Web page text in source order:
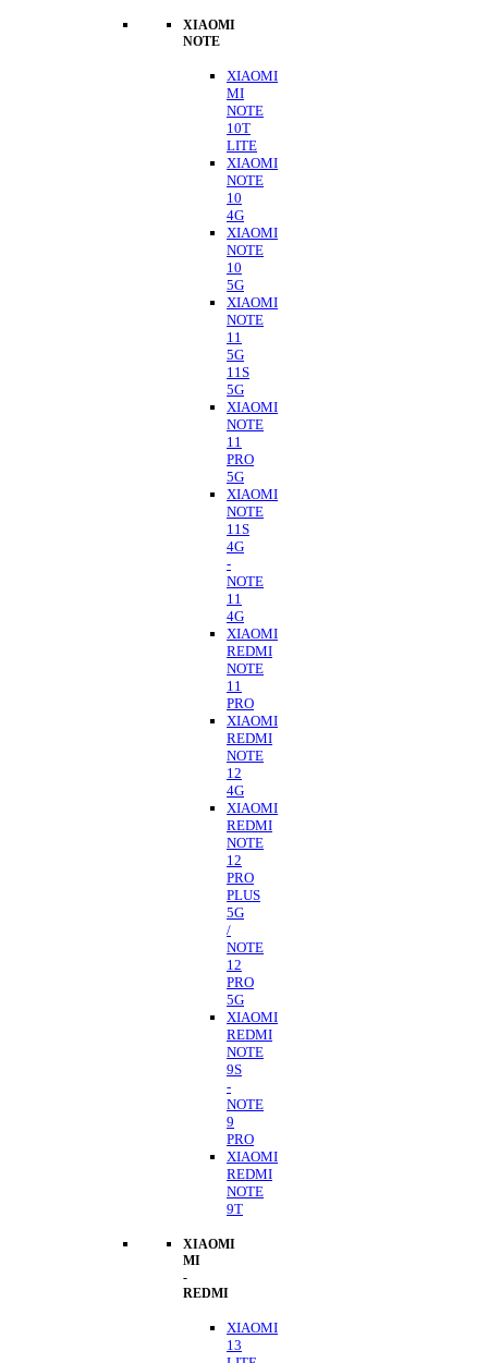
XIAOMI
NOTE
XIAOMI
MI
NOTE
10T
LITE
XIAOMI
NOTE
10
4G
XIAOMI
NOTE
10
5G
XIAOMI
NOTE
11
5G
11S
5G
XIAOMI
NOTE
11
PRO
5G
XIAOMI
NOTE
11S
4G
-
NOTE
11
4G
XIAOMI
REDMI
NOTE
11
PRO
XIAOMI
REDMI
NOTE
12
4G
XIAOMI
REDMI
NOTE
12
PRO
PLUS
5G
/
NOTE
12
PRO
5G
XIAOMI
REDMI
NOTE
9S
-
NOTE
9
PRO
XIAOMI
REDMI
NOTE
9T
XIAOMI
MI
-
REDMI
XIAOMI
13